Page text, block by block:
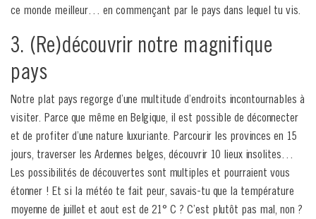
ce monde meilleur… en commençant par le pays dans lequel tu vis.
3. (Re)découvrir notre magnifique
pays
Notre plat pays regorge d’une multitude d’endroits incontournables à
visiter. Parce que même en Belgique, il est possible de déconnecter
et de profiter d’une nature luxuriante. Parcourir les provinces en 15
jours, traverser les Ardennes belges, découvrir 10 lieux insolites…
Les possibilités de découvertes sont multiples et pourraient vous
étonner ! Et si la météo te fait peur, savais-tu que la température
moyenne de juillet et aout est de 21° C ? C’est plutôt pas mal, non ?